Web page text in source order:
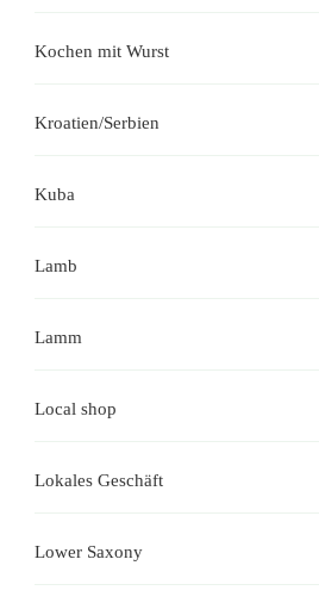
Kochen mit Wurst
Kroatien/Serbien
Kuba
Lamb
Lamm
Local shop
Lokales Geschäft
Lower Saxony